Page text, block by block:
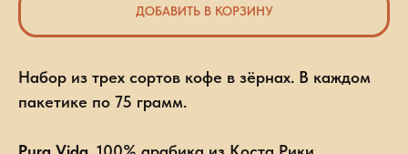
ДОБАВИТЬ В КОРЗИНУ
Набор из трех сортов кофе в зёрнах. В каждом
пакетике по 75 грамм.